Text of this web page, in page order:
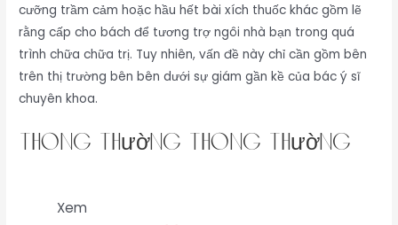
cưỡng trầm cảm hoặc hầu hết bài xích thuốc khác gồm lẽ
rằng cấp cho bách để tương trợ ngôi nhà bạn trong quá
trình chữa chữa trị. Tuy nhiên, vấn đề này chỉ cần gồm bên
trên thị trường bên bên dưới sự giám gần kề của bác ý sĩ
chuyên khoa.
thông thường thông thường
Xem